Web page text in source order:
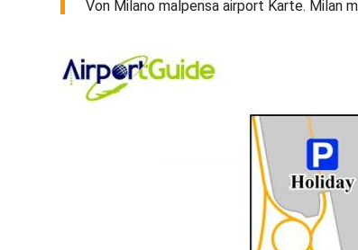
Von Milano malpensa airport Karte. Milan